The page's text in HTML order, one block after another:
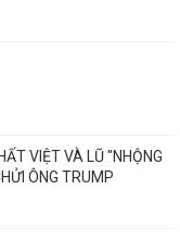
VIỆT VÀ LŨ "NHỘNG
ÔNG TRUMP